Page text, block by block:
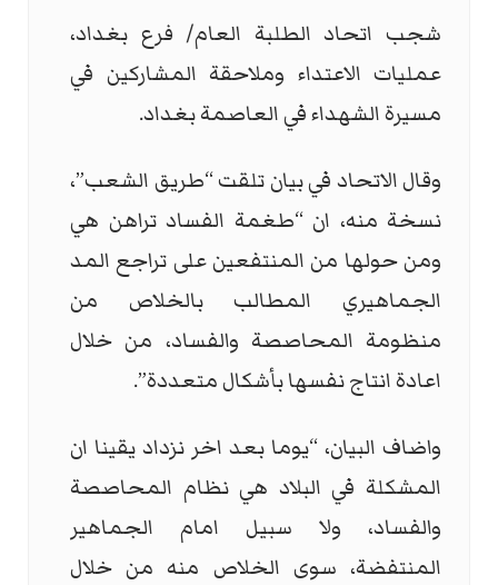
شجب اتحاد الطلبة العام/ فرع بغداد،
عمليات الاعتداء وملاحقة المشاركين في
مسيرة الشهداء في العاصمة بغداد.
وقال الاتحاد في بيان تلقت “طريق الشعب”،
نسخة منه، ان “طغمة الفساد تراهن هي
ومن حولها من المنتفعين على تراجع المد
الجماهيري المطالب بالخلاص من
منظومة المحاصصة والفساد، من خلال
اعادة انتاج نفسها بأشكال متعددة”.
واضاف البيان، “يوما بعد اخر نزداد يقينا ان
المشكلة في البلاد هي نظام المحاصصة
والفساد، ولا سبيل امام الجماهير
المنتفضة، سوى الخلاص منه من خلال